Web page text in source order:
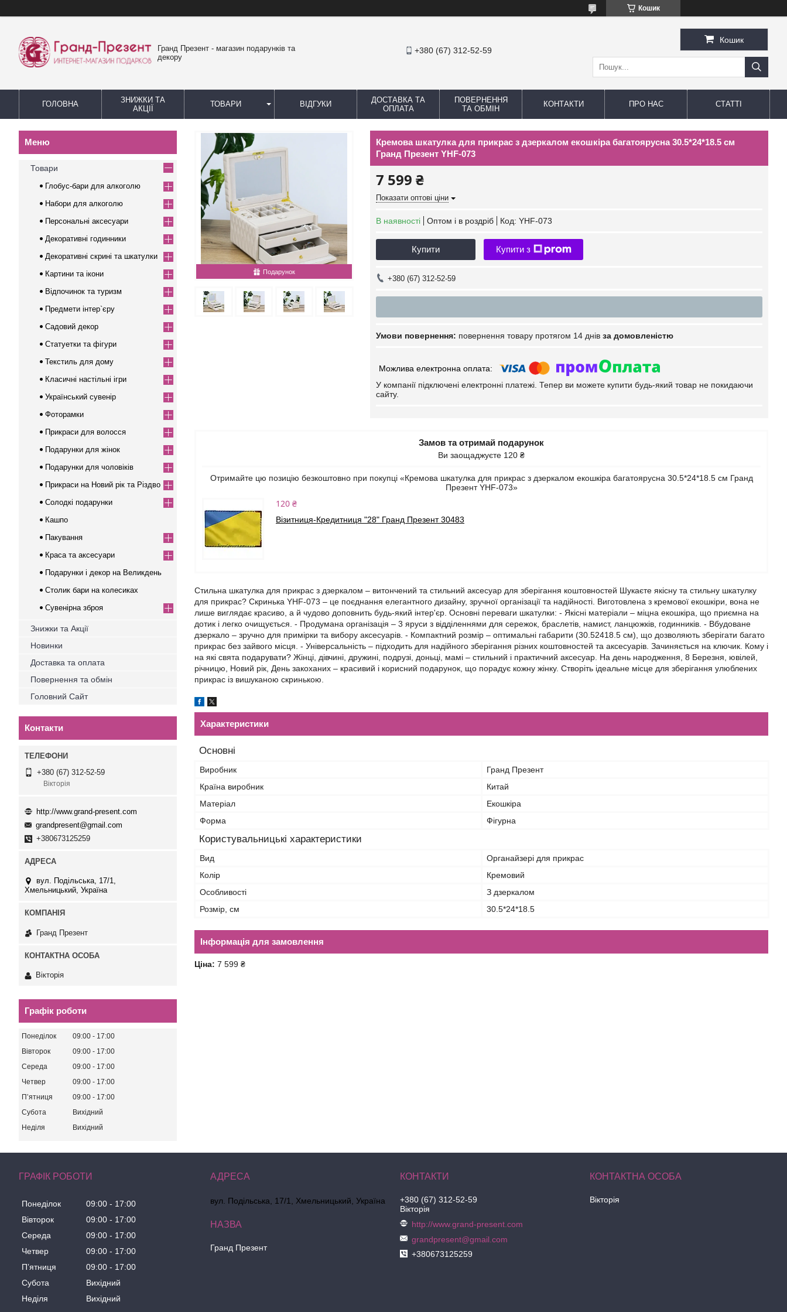
Кошик
Гранд Презент - магазин подарунків та
декору
+380 (67) 312-52-59
Кошик
ГОЛОВНА
ЗНИЖКИ ТА
АКЦІЇ
ТОВАРИ ВІДГУКИ
ДОСТАВКА ТА
ОПЛАТА
ПОВЕРНЕННЯ
ТА ОБМІН
КОНТАКТИ ПРО НАС СТАТТІ
Подарунок
Кремова шкатулка для прикрас з дзеркалом екошкіра багатоярусна 30.5*24*18.5 см
Гранд Презент YHF-073
7 599 ₴
Показати оптові ціни
В наявності Оптом і в роздріб Код: YHF-073
Купити Купити з
+380 (67) 312-52-59
повернення товару протягом 14 днів за домовленістю
У компанії підключені електронні платежі. Тепер ви можете купити будь-який товар не покидаючи
сайту.
Замов та отримай подарунок
Ви заощаджуєте 120 ₴
Отримайте цю позицію безкоштовно при покупці «Кремова шкатулка для прикрас з дзеркалом екошкіра багатоярусна 30.5*24*18.5 см Гранд
Презент YHF-073»
120 ₴
Візитниця-Кредитниця "28" Гранд Презент 30483
Стильна шкатулка для прикрас з дзеркалом – витончений та стильний аксесуар для зберігання коштовностей Шукаєте якісну та стильну шкатулку
для прикрас? Скринька YHF-073 – це поєднання елегантного дизайну, зручної організації та надійності. Виготовлена з кремової екошкіри, вона не
лише виглядає красиво, а й чудово доповнить будь-який інтер'єр. Основні переваги шкатулки: - Якісні матеріали – міцна екошкіра, що приємна на
дотик і легко очищується. - Продумана організація – 3 яруси з відділеннями для сережок, браслетів, намист, ланцюжків, годинників. - Вбудоване
дзеркало – зручно для примірки та вибору аксесуарів. - Компактний розмір – оптимальні габарити (30.52418.5 см), що дозволяють зберігати багато
прикрас без зайвого місця. - Універсальність – підходить для надійного зберігання різних коштовностей та аксесуарів. Зачиняється на ключик. Кому і
на які свята подарувати? Жінці, дівчині, дружині, подрузі, доньці, мамі – стильний і практичний аксесуар. На день народження, 8 Березня, ювілей,
річницю, Новий рік, День закоханих – красивий і корисний подарунок, що порадує кожну жінку. Створіть ідеальне місце для зберігання улюблених
прикрас із вишуканою скринькою.
Характеристики
Основні
Виробник
Гранд Презент
Країна виробник
Китай
Матеріал
Екошкіра
Форма
Фігурна
Користувальницькі характеристики
Вид
Органайзері для прикрас
Колір
Кремовий
Особливості
З дзеркалом
Розмір, см
30.5*24*18.5
Інформація для замовлення
Ціна: 7 599 ₴
Товари
Глобус-бари для алкоголю
Набори для алкоголю
Персональні аксесуари
Декоративні годинники
Декоративні скрині та шкатулки
Картини та ікони
Відпочинок та туризм
Предмети інтер`єру
Садовий декор
Статуетки та фігури
Текстиль для дому
Класичні настільні ігри
Український сувенір
Фоторамки
Прикраси для волосся
Подарунки для жінок
Подарунки для чоловіків
Прикраси на Новий рік та Різдво
Солодкі подарунки
Кашпо
Пакування
Краса та аксесуари
Подарунки і декор на Великдень
Столик бари на колесиках
Сувенірна зброя
Знижки та Акції
Новинки
Доставка та оплата
Повернення та обмін
Головний Сайт
Контакти
+380 (67) 312-52-59
Вікторія
http://www.grand-present.com
grandpresent@gmail.com
+380673125259
вул. Подільська, 17/1,
Хмельницький, Україна
Гранд Презент
Вікторія
Графік роботи
Понеділок 09:00
17:00
Вівторок
09:00
17:00
Середа
09:00
17:00
Четвер
09:00
17:00
Пʼятниця
09:00
17:00
Субота
Вихідний
Неділя
Вихідний
ГРАФІК РОБОТИ
Понеділок 09:00
17:00
Вівторок
09:00
17:00
Середа
09:00
17:00
Четвер
09:00
17:00
Пʼятниця
09:00
17:00
Субота
Вихідний
Неділя
Вихідний
вул. Подільська, 17/1, Хмельницький, Україна
Гранд Презент
+380 (67) 312-52-59
Вікторія
http://www.grand-present.com
grandpresent@gmail.com
+380673125259
Вікторія